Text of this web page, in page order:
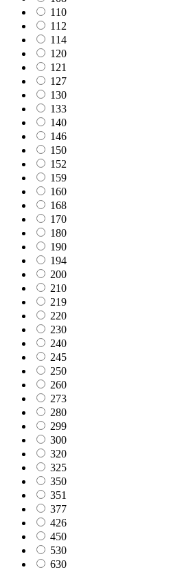
110
112
114
120
121
127
130
133
140
146
150
152
159
160
168
170
180
190
194
200
210
219
220
230
240
245
250
260
273
280
299
300
320
325
350
351
377
426
450
530
630